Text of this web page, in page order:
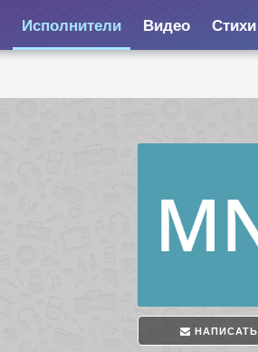
Исполнители Видео Стихи
НАПИСАТЬ